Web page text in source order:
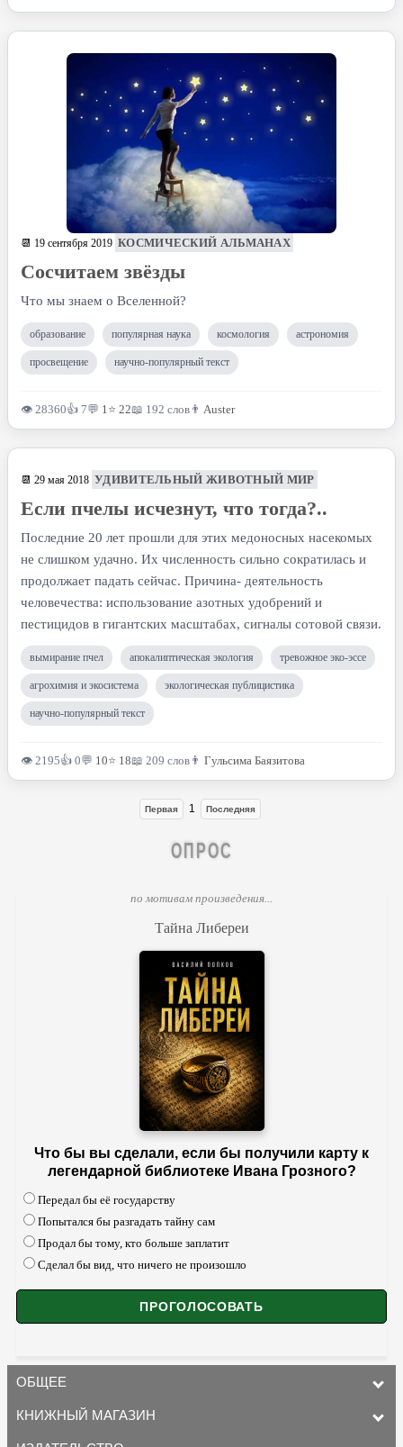
📆 19 сентября 2019 КОСМИЧЕСКИЙ АЛЬМАНАХ
Сосчитаем звёзды
Что мы знаем о Вселенной?
образование популярная наука космология астрономия
просвещение научно-популярный текст
👁 28360👍 7💬 1⭐ 22📖 192 слов 👨 Auster
📆 29 мая 2018 УДИВИТЕЛЬНЫЙ ЖИВОТНЫЙ МИР
Если пчелы исчезнут, что тогда?..
Последние 20 лет прошли для этих медоносных насекомых
не слишком удачно. Их численность сильно сократилась и
продолжает падать сейчас. Причина- деятельность
человечества: использование азотных удобрений и
пестицидов в гигантских масштабах, сигналы сотовой связи.
вымирание пчел апокалиптическая экология тревожное эко-эссе
агрохимия и экосистема экологическая публицистика
научно-популярный текст
👁 2195👍 0💬 10⭐ 18📖 209 слов 👨 Гульсима Баязитова
Первая 1 Последняя
ОПРОС
по мотивам произведения...
Тайна Либереи
Что бы вы сделали, если бы получили карту к
легендарной библиотеке Ивана Грозного?
Передал бы её государству
Попытался бы разгадать тайну сам
Продал бы тому, кто больше заплатит
Сделал бы вид, что ничего не произошло
ОБЩЕЕ
КНИЖНЫЙ МАГАЗИН